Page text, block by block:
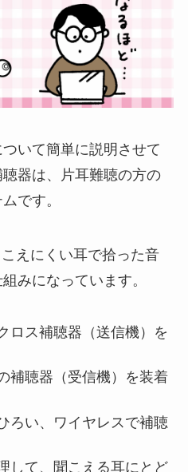
いて簡単に説明させて
器は、片耳難聴の方の
です。
えにくい耳で拾った音
みになっています。
ロス補聴器（送信機）を
補聴器（受信機）を装着
ろい、ワイヤレスで補聴
して、聞こえる耳にとど